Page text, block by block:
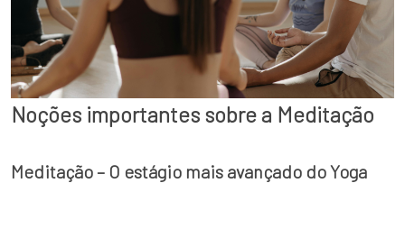
Noções importantes sobre a Meditação
Meditação – O estágio mais avançado do Yoga